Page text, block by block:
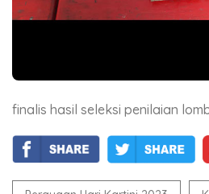
finalis hasil seleksi penilaian